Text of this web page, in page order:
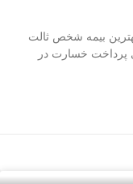
بیمه شخص ثالت
پرداخت خسارت در